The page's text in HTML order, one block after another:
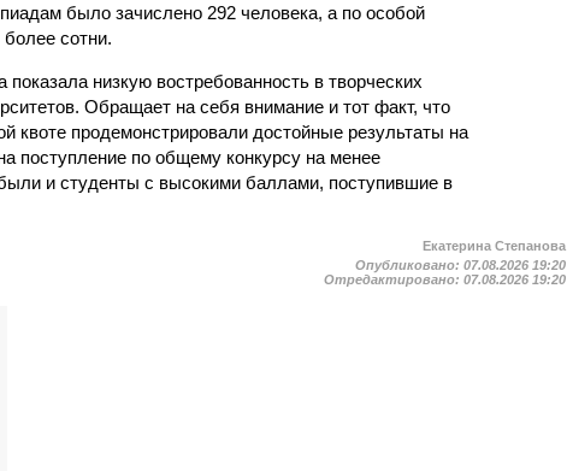
было зачислено 292 человека, а по особой
сотни.
показала низкую востребованность в творческих
Обращает на себя внимание и тот факт, что
квоте продемонстрировали достойные результаты на
поступление по общему конкурсу на менее
и студенты с высокими баллами, поступившие в
Екатерина Степанова
Опубликовано:07.08.2026 19:20
Отредактировано:07.08.2026 19:20